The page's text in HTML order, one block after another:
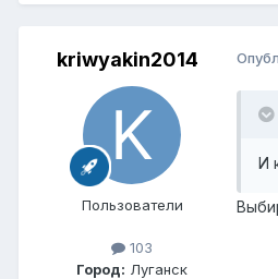
kriwyakin2014
Пользователи
103
Город: Луганск
И